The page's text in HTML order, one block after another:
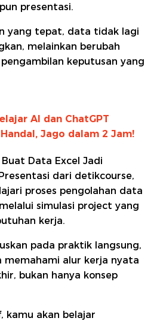
presentasi.
yang tepat, data tidak lagi
melainkan berubah
keputusan yang
AI dan ChatGPT
Jago dalam 2 Jam!
Data Excel Jadi
dari detikcourse,
proses pengolahan data
simulasi project yang
kerja.
pada praktik langsung,
memahami alur kerja nyata
bukan hanya konsep
kamu akan belajar